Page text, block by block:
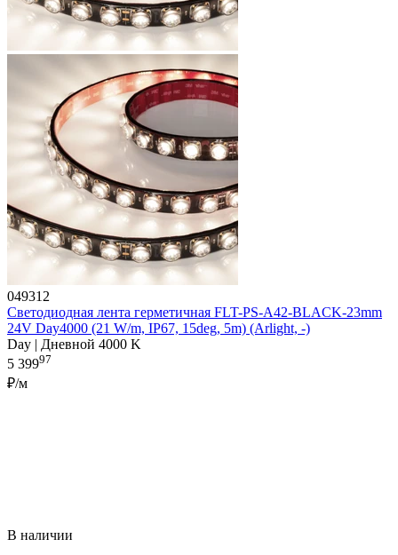
049312
Светодиодная лента герметичная FLT-PS-A42-BLACK-23mm
24V Day4000 (21 W/m, IP67, 15deg, 5m) (Arlight, -)
Day | Дневной 4000 K
5 39997
₽/м
В наличии